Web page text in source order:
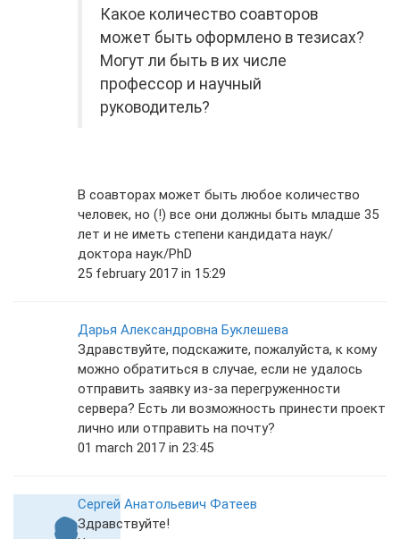
Какое количество соавторов
может быть оформлено в тезисах?
Могут ли быть в их числе
профессор и научный
руководитель?
В соавторах может быть любое количество
человек, но (!) все они должны быть младше 35
лет и не иметь степени кандидата наук/
доктора наук/PhD
25 february 2017 in 15:29
Дарья Александровна Буклешева
Здравствуйте, подскажите, пожалуйста, к кому
можно обратиться в случае, если не удалось
отправить заявку из-за перегруженности
сервера? Есть ли возможность принести проект
лично или отправить на почту?
01 march 2017 in 23:45
Сергей Анатольевич Фатеев
Здравствуйте!